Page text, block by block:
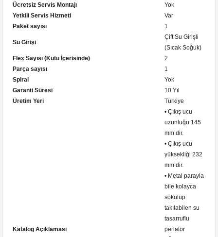
Ücretsiz Servis Montajı
Yok
Yetkili Servis Hizmeti
Var
Paket sayısı
1
Su Girişi
Çift Su Girişli
(Sıcak Soğuk)
Flex Sayısı (Kutu İçerisinde)
2
Parça sayısı
1
Spiral
Yok
Garanti Süresi
10 Yıl
Üretim Yeri
Türkiye
Katalog Açıklaması
• Çıkış ucu
uzunluğu 145
mm’dir.
• Çıkış ucu
yüksekliği 232
mm’dir.
• Metal parayla
bile kolayca
sökülüp
takılabilen su
tasarruflu
perlatör